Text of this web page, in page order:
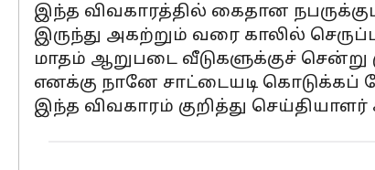
இந்த விவகாரத்தில் கைதான
இருந்து அகற்றும் வரை காலில்
மாதம் ஆறுபடை வீடுகளுக்குச்
எனக்கு நானே சாட்டையடி
இந்த விவகாரம் குறித்து